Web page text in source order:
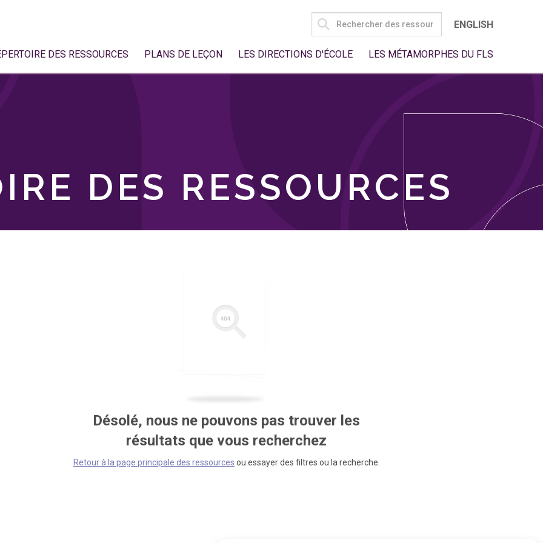
SEARCH
FOR:
ENGLISH
DES RESSOURCES PLANS DE LEÇON LES DIRECTIONS D'ÉCOLE LES MÉTAMORPHES DU FLS
DES RESSOURCES
Désolé, nous ne pouvons pas trouver les
résultats que vous recherchez
Retour à la page principale des ressources ou essayer des filtres ou la recherche.